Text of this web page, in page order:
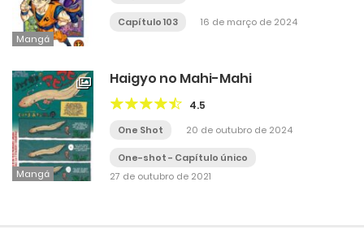
Mangá
Capítulo 103 16 de março de 2024
Mangá
Haigyo no Mahi-Mahi
4.5
One Shot 20 de outubro de 2024
One-shot - Capítulo único
27 de outubro de 2021